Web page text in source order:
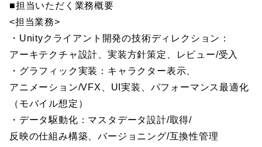
■担当いただく業務概要
<担当業務>
・Unityクライアント開発の技術ディレクション：
アーキテクチャ設計、実装方針策定、レビュー/受入
・グラフィック実装：キャラクター表示、
アニメーション/VFX、UI実装、パフォーマンス最適化
（モバイル想定）
・データ駆動化：マスタデータ設計/取得/
反映の仕組み構築、バージョニング/互換性管理